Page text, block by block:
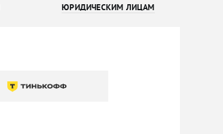
ЮРИДИЧЕСКИМ ЛИЦАМ